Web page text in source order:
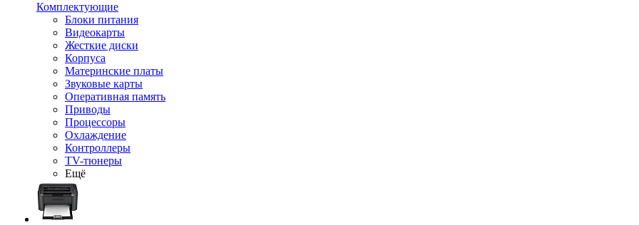
Комплектующие
Блоки питания
Видеокарты
Жесткие диски
Корпуса
Материнские платы
Звуковые карты
Оперативная память
Приводы
Процессоры
Охлаждение
Контроллеры
TV-тюнеры
Ещё